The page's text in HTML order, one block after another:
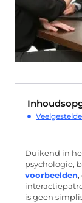
Duikend in
psychologie,
voorbeelden,
is geen